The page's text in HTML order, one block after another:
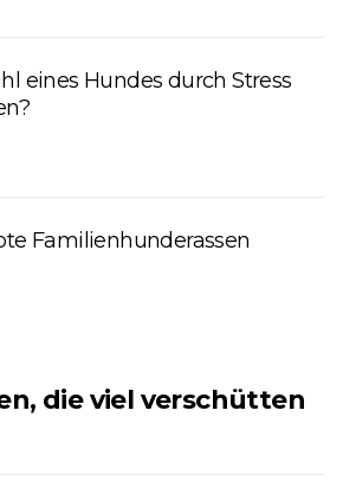
eines Hundes durch Stress
Familienhunderassen
die viel verschütten